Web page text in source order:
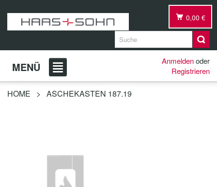
0,00 €
MENÜ Anmeldenoder
Registrieren
HOME > ASCHEKASTEN 187.19